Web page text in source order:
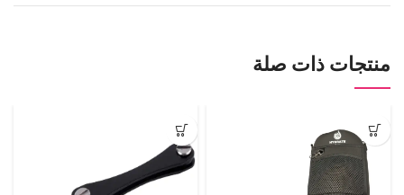
منتجات ذات صلة